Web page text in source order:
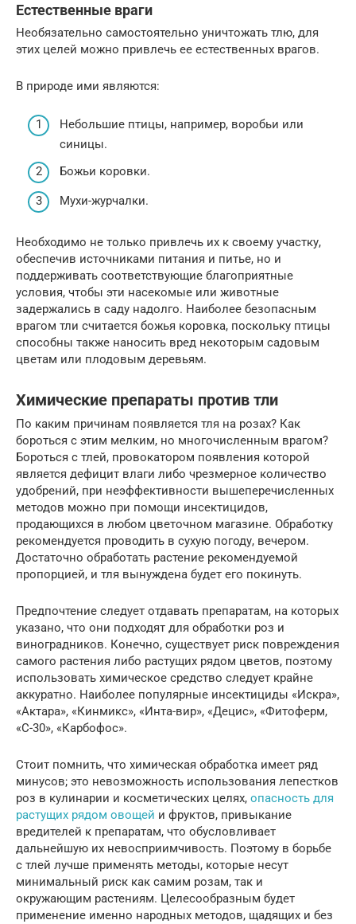
Естественные враги
Необязательно самостоятельно уничтожать тлю, для
этих целей можно привлечь ее естественных врагов.
В природе ими являются:
Небольшие птицы, например, воробьи или
синицы.
Божьи коровки.
Мухи-журчалки.
Необходимо не только привлечь их к своему участку,
обеспечив источниками питания и питье, но и
поддерживать соответствующие благоприятные
условия, чтобы эти насекомые или животные
задержались в саду надолго. Наиболее безопасным
врагом тли считается божья коровка, поскольку птицы
способны также наносить вред некоторым садовым
цветам или плодовым деревьям.
Химические препараты против тли
По каким причинам появляется тля на розах? Как
бороться с этим мелким, но многочисленным врагом?
Бороться с тлей, провокатором появления которой
является дефицит влаги либо чрезмерное количество
удобрений, при неэффективности вышеперечисленных
методов можно при помощи инсектицидов,
продающихся в любом цветочном магазине. Обработку
рекомендуется проводить в сухую погоду, вечером.
Достаточно обработать растение рекомендуемой
пропорцией, и тля вынуждена будет его покинуть.
Предпочтение следует отдавать препаратам, на которых
указано, что они подходят для обработки роз и
виноградников. Конечно, существует риск повреждения
самого растения либо растущих рядом цветов, поэтому
использовать химическое средство следует крайне
аккуратно. Наиболее популярные инсектициды «Искра»,
«Актара», «Кинмикс», «Инта-вир», «Децис», «Фитоферм,
«С-30», «Карбофос».
Стоит помнить, что химическая обработка имеет ряд
минусов; это невозможность использования лепестков
роз в кулинарии и косметических целях, опасность для
растущих рядом овощей и фруктов, привыкание
вредителей к препаратам, что обусловливает
дальнейшую их невосприимчивость. Поэтому в борьбе
с тлей лучше применять методы, которые несут
минимальный риск как самим розам, так и
окружающим растениям. Целесообразным будет
применение именно народных методов, щадящих и без